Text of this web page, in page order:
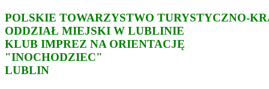
POLSKIE TOWARZYSTWO TURYSTYCZNO-
ODDZIAŁ MIEJSKI W LUBLINIE
KLUB IMPREZ NA ORIENTACJĘ
"INOCHODZIEC"
LUBLIN